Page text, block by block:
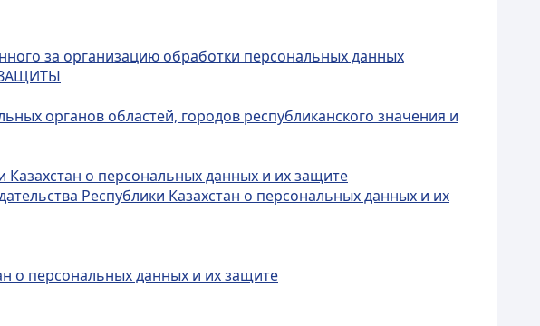
за организацию обработки персональных данных
органов областей, городов республиканского значения и
Казахстан о персональных данных и их защите
Республики Казахстан о персональных данных и их
о персональных данных и их защите